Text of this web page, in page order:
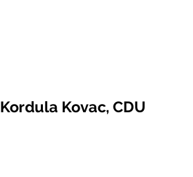
Kordula Kovac, CDU